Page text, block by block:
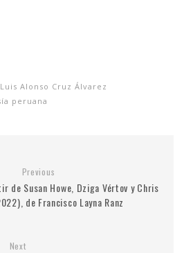
Luis Alonso Cruz Álvarez
peruana
Previous
de Susan Howe, Dziga Vértov y Chris
de Francisco Layna Ranz
Next